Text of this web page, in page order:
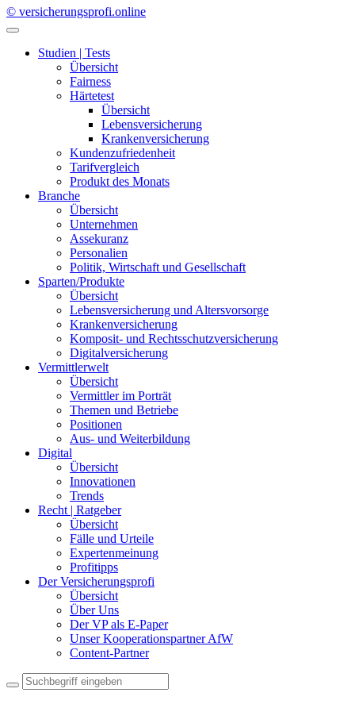
© versicherungsprofi.online
Studien | Tests
Übersicht
Fairness
Härtetest
Übersicht
Lebensversicherung
Krankenversicherung
Kundenzufriedenheit
Tarifvergleich
Produkt des Monats
Branche
Übersicht
Unternehmen
Assekuranz
Personalien
Politik, Wirtschaft und Gesellschaft
Sparten/Produkte
Übersicht
Lebensversicherung und Altersvorsorge
Krankenversicherung
Komposit- und Rechtsschutzversicherung
Digitalversicherung
Vermittlerwelt
Übersicht
Vermittler im Porträt
Themen und Betriebe
Positionen
Aus- und Weiterbildung
Digital
Übersicht
Innovationen
Trends
Recht | Ratgeber
Übersicht
Fälle und Urteile
Expertenmeinung
Profitipps
Der Versicherungsprofi
Übersicht
Über Uns
Der VP als E-Paper
Unser Kooperationspartner AfW
Content-Partner